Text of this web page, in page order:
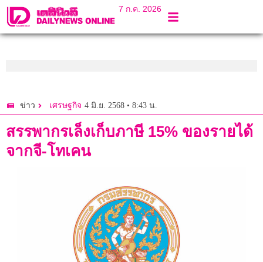
7 ก.ค. 2026
ข่าว เศรษฐกิจ 4 มิ.ย. 2568 • 8:43 น.
สรรพากรเล็งเก็บภาษี 15% ของรายได้
จากจี-โทเคน